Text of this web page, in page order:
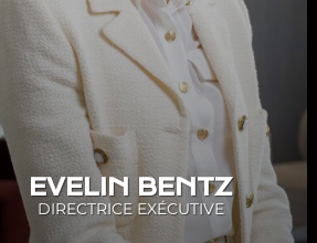
EVELIN BENTZ
DIRECTRICE EXÉCUTIVE